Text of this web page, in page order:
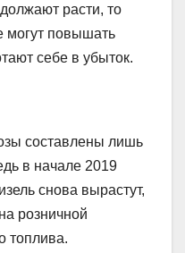
расти, то
могут повышать
себе в убыток.
составлены лишь
в начале 2019
снова вырастут,
розничной
топлива.